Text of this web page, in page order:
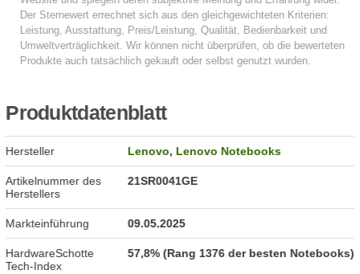
Produktdatenblatt
Hersteller Lenovo,Lenovo Notebooks
Artikelnummer des
Herstellers
21SR0041GE
Markteinführung 09.05.2025
HardwareSchotte
Tech-Index
57,8% (Rang 1376 der besten Notebooks)